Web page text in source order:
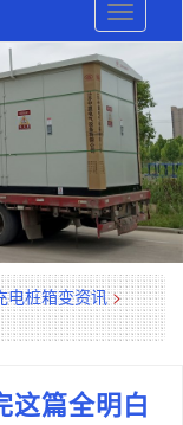
Toggle
电桩箱变资讯 >
这篇全明白